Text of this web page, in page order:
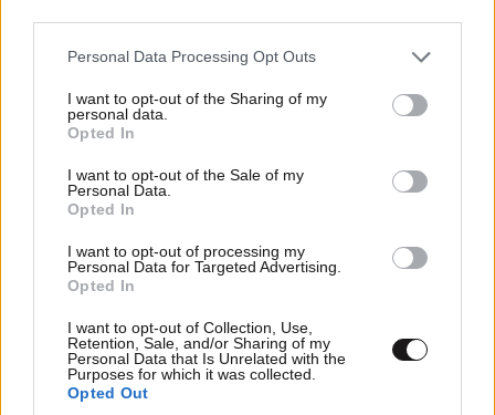
Please note that this website/app uses one or more Google
not limited to your visit or usage behaviour. You may click to
grant or deny consent to Google and its third-party tags to
use your data for below specified purposes in below Google
consent section.
Personal Data Processing Opt Outs
I want to opt-out of the Sharing of my
personal data.
Opted In
I want to opt-out of the Sale of my
Personal Data.
Opted In
I want to opt-out of processing my
Personal Data for Targeted Advertising.
Opted In
I want to opt-out of Collection, Use,
Retention, Sale, and/or Sharing of my
Personal Data that Is Unrelated with the
Purposes for which it was collected.
Opted Out
ΚΟΣΜΟΣ07·08·2026 23:03
Έλον Μασκ λέγεται Terafab και θα κοστίσει 16,8
δισ. δολάρια